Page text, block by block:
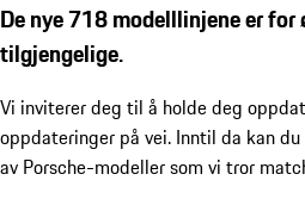
De nye 718 modelllinjene er
tilgjengelige.
Vi inviterer deg til å holde deg
oppdateringer på vei. Inntil da kan
av Porsche-modeller som vi tror